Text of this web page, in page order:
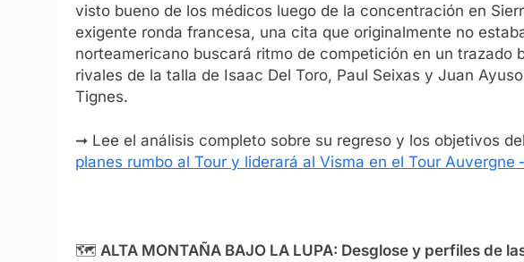
visto bueno de los médicos luego de la concentración en
exigente ronda francesa, una cita que originalmente no
norteamericano buscará ritmo de competición en un trazado
rivales de la talla de Isaac Del Toro, Paul Seixas y Juan
Tignes.
➞ Lee el análisis completo sobre su regreso y los objetivos
planes rumbo al Tour y liderará al Visma en el Tour Auvergne
🗺️ ALTA MONTAÑA BAJO LA LUPA: Desglose y perfiles de